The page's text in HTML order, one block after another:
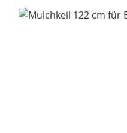
Bildergalerie überspringen